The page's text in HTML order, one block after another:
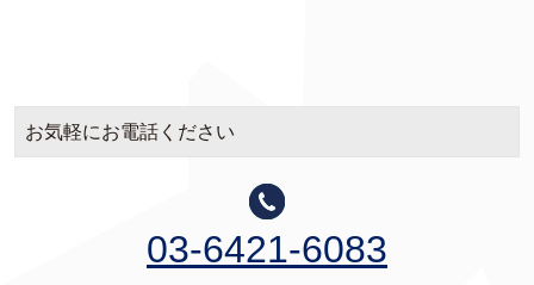
お気軽にお電話ください
03-6421-6083